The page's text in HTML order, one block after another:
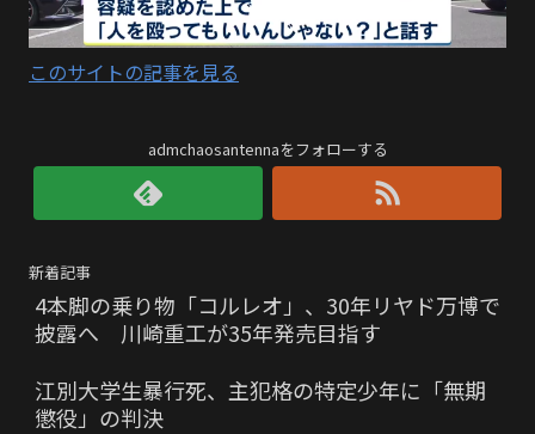
このサイトの記事を見る
admchaosantennaをフォローする
新着記事
4本脚の乗り物「コルレオ」、30年リヤド万博で
披露へ 川崎重工が35年発売目指す
江別大学生暴行死、主犯格の特定少年に「無期
懲役」の判決